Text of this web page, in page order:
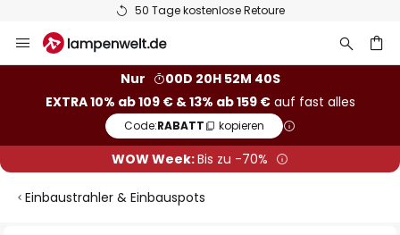
50 Tage kostenlose Retoure
Inhalt
Nur
00D 20H 52M 40S
EXTRA 10% ab 109 € & 13% ab 159 €auf fast alles
Code:RABATT kopieren
WOW Week:Bis zu -70%
Einbaustrahler & Einbauspots